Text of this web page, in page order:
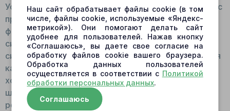
Устанавливается в посадочное место для шарнира с
прижимными стойками. Поверх шарнира
фиксируется прижимная пластина. Движется
синхронно с валом и блоком цилиндров. Функции: В
системе гидромоторов/гидронасосов используется
как соединение, которое обеспечивает свободный
ход прижимной пластины. Причины для замены
шарнира: - выработка (истирание металла, в
результате которого уменьшается наружный
Наш сайт обрабатывает файлы cookie (в том
числе, файлы cookie, используемые «Яндекс-
метрикой»). Они помогают делать сайт
удобнее для пользователей. Нажав кнопку
«Соглашаюсь», вы даете свое согласие на
обработку файлов cookie вашего браузера.
Обработка данных пользователей
осуществляется в соответствии с Политикой
обработки персональных данных.
Соглашаюсь